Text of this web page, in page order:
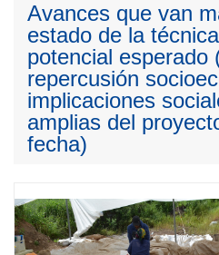
Avances que van
estado de la
potencial esperado
repercusión
implicaciones
amplias del
fecha)